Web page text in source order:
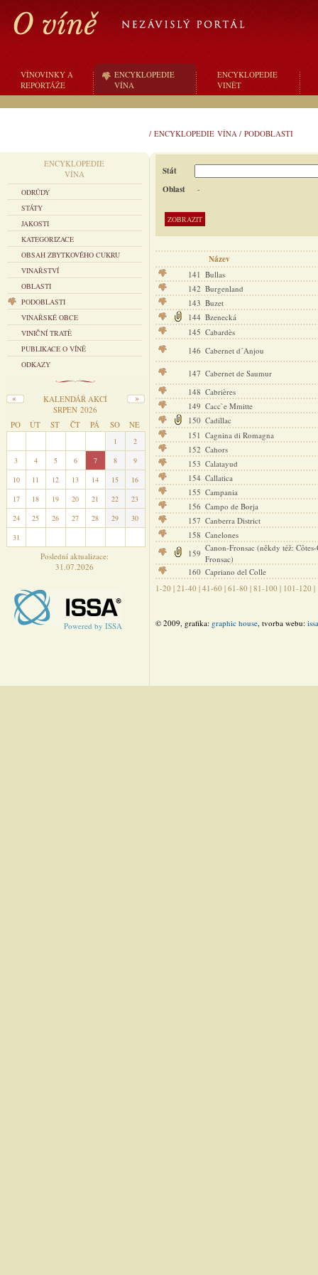
VÍNOVINKY A
REPORTÁŽE
ENCYKLOPEDIE
VÍNA
ENCYKLOPEDIE
VINĚT
/ ENCYKLOPEDIE VÍNA / PODOBLASTI
ENCYKLOPEDIE
VÍNA
ODRŮDY
STÁTY
JAKOSTI
KATEGORIZACE
OBSAH ZBYTKOVÉHO CUKRU
VINAŘSTVÍ
OBLASTI
PODOBLASTI
VINAŘSKÉ OBCE
VINIČNÍ TRATĚ
PUBLIKACE O VÍNĚ
ODKAZY
KALENDÁŘ AKCÍ
SRPEN 2026
PO
ÚT ST ČT PÁ SO NE
1
2
3
4 5 6 7 8
9
10
11 12 13 14 15
16
17
18 19 20 21 22
23
24
25 26 27 28 29
30
31
Poslední aktualizace:
31.07.2026
Powered by ISSA
Stát
Oblast
-
Název
141 Bullas
142 Burgenland
143 Buzet
144 Bzenecká
145 Cabardès
146 Cabernet d´Anjou
147 Cabernet de Saumur
148 Cabrières
149 Cacc`e Mmitte
150 Cadillac
151 Cagnina di Romagna
152 Cahors
153 Calatayud
154 Callatica
155 Campania
156 Campo de Borja
157 Canberra District
158 Canelones
159
Canon-Fronsac (někdy též:
Fronsac)
160 Capriano del Colle
1-20 | 21-40 | 41-60 | 61-80 | 81-100 | 101-120 |
© 2009, grafika: graphic house, tvorba webu: